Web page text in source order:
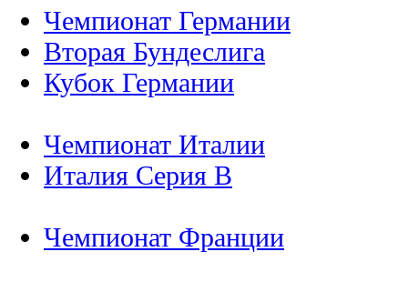
Чемпионат Германии
Вторая Бундеслига
Кубок Германии
Чемпионат Италии
Италия Серия B
Чемпионат Франции